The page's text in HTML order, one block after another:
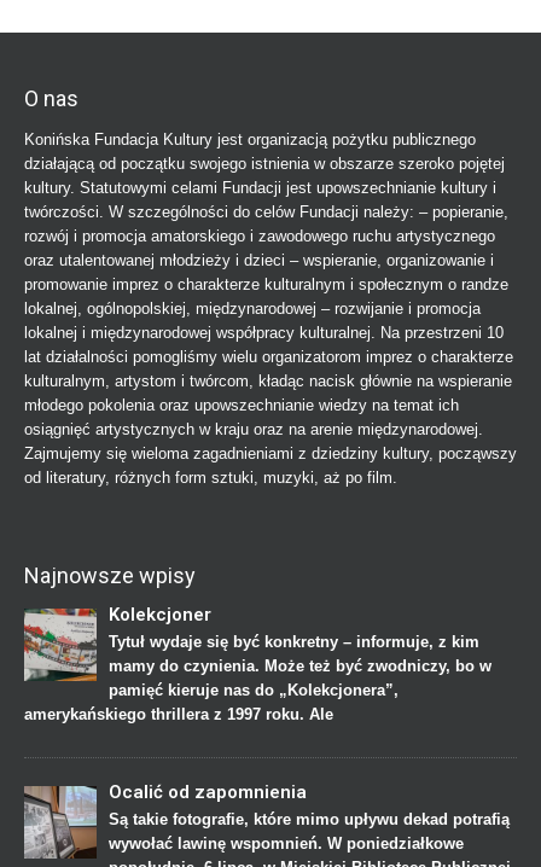
O nas
Konińska Fundacja Kultury jest organizacją pożytku publicznego
działającą od początku swojego istnienia w obszarze szeroko pojętej
kultury. Statutowymi celami Fundacji jest upowszechnianie kultury i
twórczości. W szczególności do celów Fundacji należy: – popieranie,
rozwój i promocja amatorskiego i zawodowego ruchu artystycznego
oraz utalentowanej młodzieży i dzieci – wspieranie, organizowanie i
promowanie imprez o charakterze kulturalnym i społecznym o randze
lokalnej, ogólnopolskiej, międzynarodowej – rozwijanie i promocja
lokalnej i międzynarodowej współpracy kulturalnej. Na przestrzeni 10
lat działalności pomogliśmy wielu organizatorom imprez o charakterze
kulturalnym, artystom i twórcom, kładąc nacisk głównie na wspieranie
młodego pokolenia oraz upowszechnianie wiedzy na temat ich
osiągnięć artystycznych w kraju oraz na arenie międzynarodowej.
Zajmujemy się wieloma zagadnieniami z dziedziny kultury, począwszy
od literatury, różnych form sztuki, muzyki, aż po film.
Najnowsze wpisy
Kolekcjoner
Tytuł wydaje się być konkretny – informuje, z kim
mamy do czynienia. Może też być zwodniczy, bo w
pamięć kieruje nas do „Kolekcjonera”,
amerykańskiego thrillera z 1997 roku. Ale
Ocalić od zapomnienia
Są takie fotografie, które mimo upływu dekad potrafią
wywołać lawinę wspomnień. W poniedziałkowe